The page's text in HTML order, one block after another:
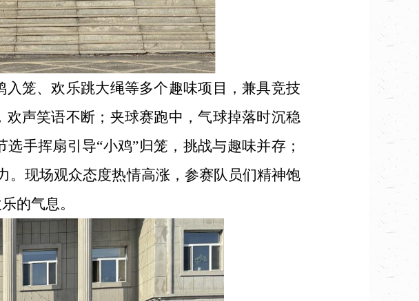
笼、欢乐跳大绳等多个趣味项目，兼具竞技
声笑语不断；夹球赛跑中，气球掉落时沉稳
手挥扇引导“小鸡”归笼，挑战与趣味并存；
。现场观众态度热情高涨，参赛队员们精神饱
的气息。